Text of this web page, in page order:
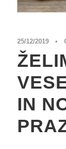
25/12/2019 •
IN